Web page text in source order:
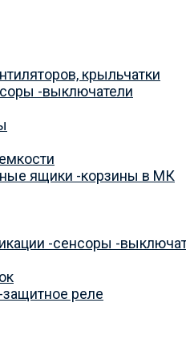
крыльчатки
-выключатели
ящики -корзины в МК
-сенсоры -
реле